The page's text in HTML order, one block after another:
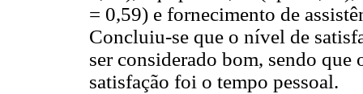
= 0,59) e fornecimento de
Concluiu-se que o nível de
ser considerado bom, sendo
satisfação foi o tempo pessoal.